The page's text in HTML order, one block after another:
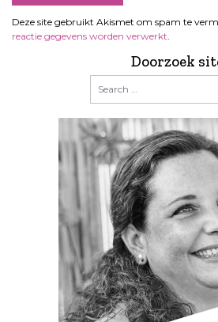
Deze site gebruikt Akismet om spam te
reactie gegevens worden verwerkt
Doorzoek